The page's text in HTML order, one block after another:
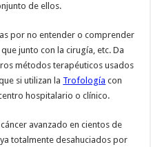
de ellos.
por no entender o comprender
junto con la cirugía, etc. Da
métodos terapéuticos usados
si utilizan la Trofología con
hospitalario o clínico.
avanzado en cientos de
totalmente desahuciados por